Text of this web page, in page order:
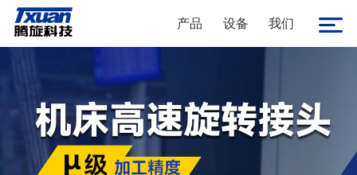
产品 设备 我们